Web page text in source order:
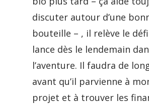
discuter autour d’une
bouteille – , il relève le
lance dès le lendemain
l’aventure. Il faudra de
avant qu’il parvienne à
projet et à trouver les